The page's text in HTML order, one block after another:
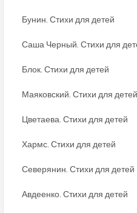
Бунин. Стихи для детей
Саша Черный. Стихи для
Блок. Стихи для детей
Маяковский. Стихи для детей
Цветаева. Стихи для детей
Хармс. Стихи для детей
Северянин. Стихи для детей
Авдеенко. Стихи для детей